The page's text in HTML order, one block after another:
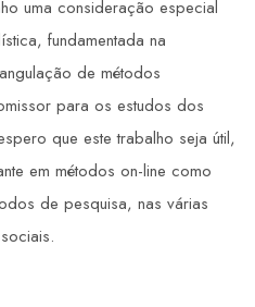
uma consideração especial
fundamentada na
de métodos
para os estudos dos
que este trabalho seja útil,
em métodos on-line como
de pesquisa, nas várias